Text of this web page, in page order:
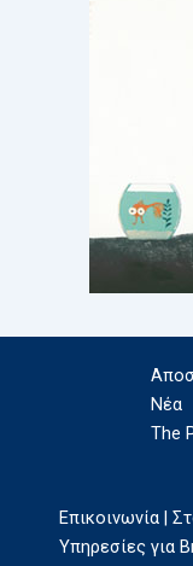
Νέα
The
Επικοινωνία |
Υπηρεσίες για